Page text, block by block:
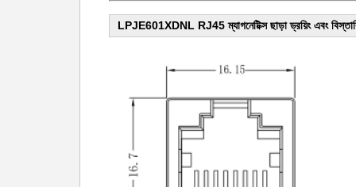
LPJE601XDNL RJ45 ম্যাগনেটিক্স ছাড়া ড্রয়িং এবং